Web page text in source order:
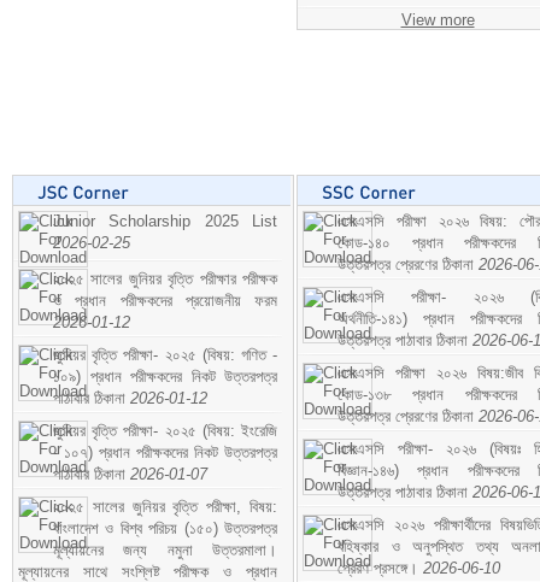
View more
Junior Scholarship 2025 List
2026-02-25
২০২৫ সালের জুনিয়র বৃত্তি পরীক্ষার পরীক্ষক
ও প্রধান পরীক্ষকদের প্রয়োজনীয় ফরম
2026-01-12
জুনিয়র বৃত্তি পরীক্ষা- ২০২৫ (বিষয়: গণিত -
১০৯) প্রধান পরীক্ষকদের নিকট উত্তরপত্র
পাঠাবার ঠিকানা 2026-01-12
জুনিয়র বৃত্তি পরীক্ষা- ২০২৫ (বিষয়: ইংরেজি
- ১০৭) প্রধান পরীক্ষকদের নিকট উত্তরপত্র
পাঠাবার ঠিকানা 2026-01-07
২০২৫ সালের জুনিয়র বৃত্তি পরীক্ষা, বিষয়:
বাংলাদেশ ও বিশ্ব পরিচয় (১৫০) উত্তরপত্র
মূল্যায়নের জন্য নমুনা উত্তরমালা।
মূল্যায়নের সাথে সংশ্লিষ্ট পরীক্ষক ও প্রধান
এসএসসি পরীক্ষা ২০২৬ বিষয়:
কোড-১৪০ প্রধান পরীক্ষকদের
উত্তরপত্র প্রেরণের ঠিকানা 2026-
এসএসসি পরীক্ষা- ২০২৬
অর্থনীতি-১৪১) প্রধান পরীক্ষকদের
উত্তরপত্র পাঠাবার ঠিকানা 2026-06-
এসএসসি পরীক্ষা ২০২৬ বিষয়:জীব
কোড-১৩৮ প্রধান পরীক্ষকদের
উত্তরপত্র প্রেরণের ঠিকানা 2026-
এসএসসি পরীক্ষা- ২০২৬ (বিষয়ঃ
বিজ্ঞান-১৪৬) প্রধান পরীক্ষকদের
উত্তরপত্র পাঠাবার ঠিকানা 2026-06-
এসএসসি ২০২৬ পরীক্ষার্থীদের
বহিষ্কার ও অনুপস্থিত তথ্য
প্রেরণ প্রসঙ্গে। 2026-06-10